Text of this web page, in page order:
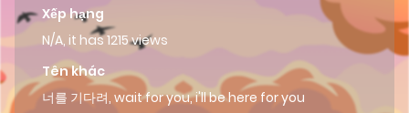
Xếp hạng
N/A, it has 1215 views
Tên khác
너를 기다려, wait for you, i'll be here for you